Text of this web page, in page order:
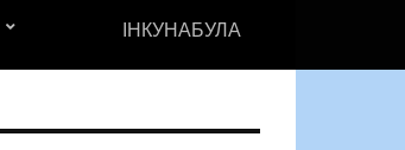
ІНКУНАБУЛА